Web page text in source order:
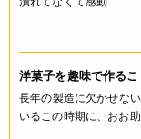
洋菓子を趣味で作る
長年の製造に欠かせな
いるこの時期に、おお